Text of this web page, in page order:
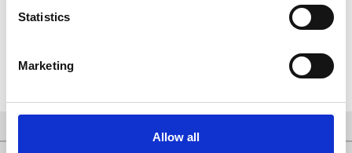
Statistics
Marketing
Allow all